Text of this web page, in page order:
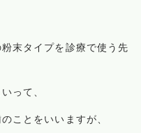
末タイプを診療で使う先
って、
ことをいいますが、